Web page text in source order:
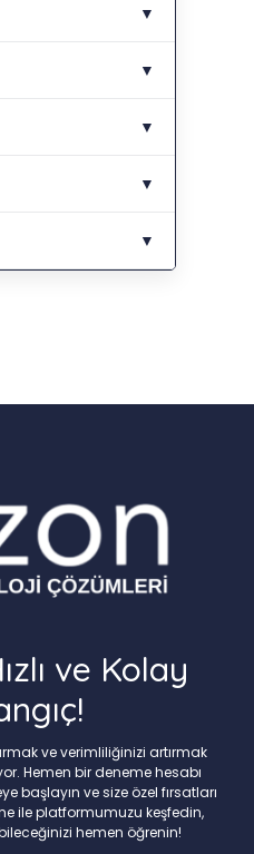
▼
▼
▼
▼
▼
ve Kolay
ve verimliliğinizi artırmak
Hemen bir deneme hesabı
başlayın ve size özel fırsatları
ile platformumuzu keşfedin,
hemen öğrenin!